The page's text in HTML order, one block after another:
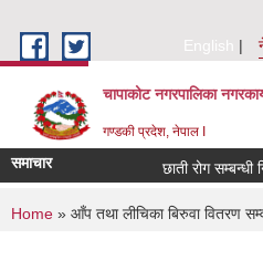
English
चापाकोट नगरपालिका
गण्डकी प्रदेश, नेपाल I
समाचार छाती रोग सम्बन्धी
You are here
Home » आँप तथा लीचिका बिरुवा वितरण